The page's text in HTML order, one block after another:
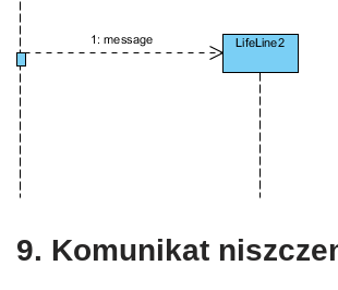
9. Komunikat